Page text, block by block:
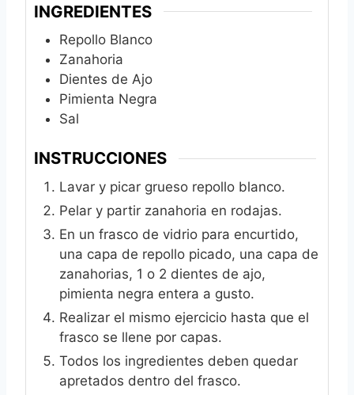
INGREDIENTES
Repollo Blanco
Zanahoria
Dientes de Ajo
Pimienta Negra
Sal
INSTRUCCIONES
Lavar y picar grueso repollo blanco.
Pelar y partir zanahoria en rodajas.
En un frasco de vidrio para encurtido,
una capa de repollo picado, una capa de
zanahorias, 1 o 2 dientes de ajo,
pimienta negra entera a gusto.
Realizar el mismo ejercicio hasta que el
frasco se llene por capas.
Todos los ingredientes deben quedar
apretados dentro del frasco.